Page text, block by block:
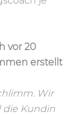
vor 20
erstellt
Wir
die Kundin